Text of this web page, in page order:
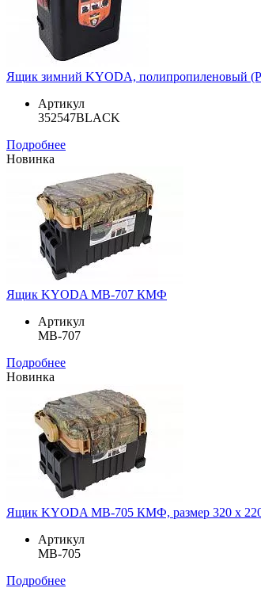
Ящик зимний KYODA, полипропиленовый
Артикул
352547BLACK
Подробнее
Новинка
Ящик KYODA MB-707 КМФ
Артикул
MB-707
Подробнее
Новинка
Ящик KYODA MB-705 КМФ, размер 320 х
Артикул
MB-705
Подробнее